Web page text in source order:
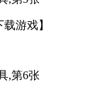
游戏】